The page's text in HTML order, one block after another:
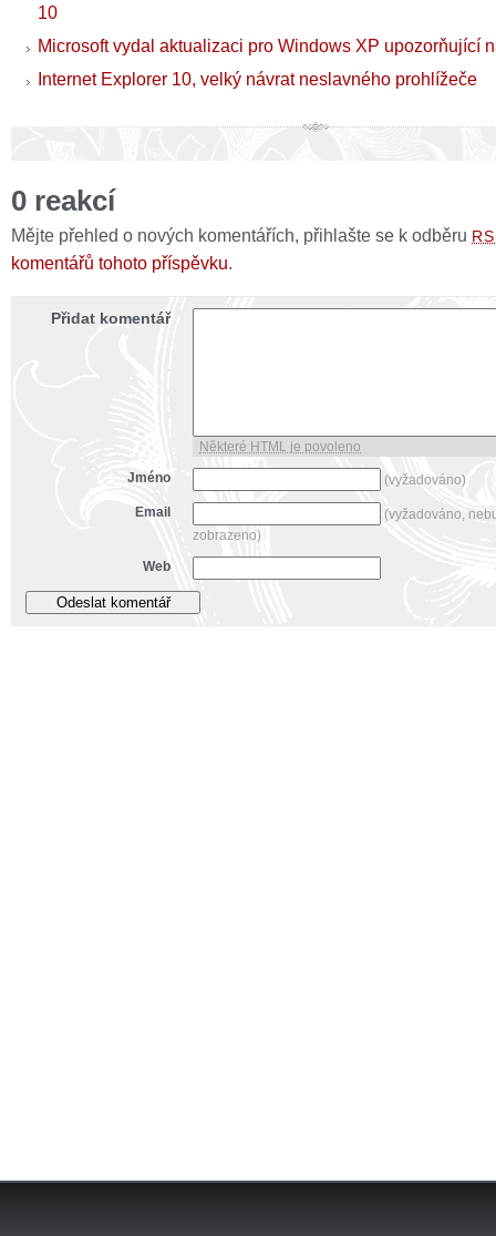
10
Microsoft vydal aktualizaci pro Windows XP upozorňující
Internet Explorer 10, velký návrat neslavného prohlížeče
0 reakcí
Mějte přehled o nových komentářích, přihlašte se k odběru
komentářů tohoto příspěvku.
Přidat komentář
Některé HTML je povoleno
Jméno
(vyžadováno)
Email
(vyžadováno,
zobrazeno)
Web